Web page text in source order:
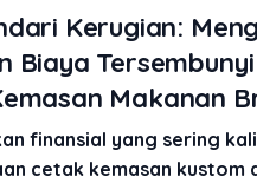
Kerugian:
Biaya
Makanan
finansial yang sering
cetak kemasan kustom